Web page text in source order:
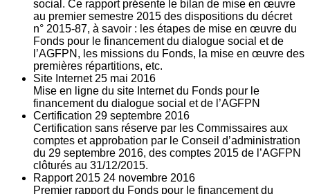
social. Ce rapport présente le bilan de mise en œuvre
au premier semestre 2015 des dispositions du décret
n° 2015-87, à savoir : les étapes de mise en œuvre du
Fonds pour le financement du dialogue social et de
l’AGFPN, les missions du Fonds, la mise en œuvre des
premières répartitions, etc.
Site Internet 25 mai 2016
Mise en ligne du site Internet du Fonds pour le
financement du dialogue social et de l’AGFPN
Certification 29 septembre 2016
Certification sans réserve par les Commissaires aux
comptes et approbation par le Conseil d’administration
du 29 septembre 2016, des comptes 2015 de l’AGFPN
clôturés au 31/12/2015.
Rapport 2015 24 novembre 2016
Premier rapport du Fonds pour le financement du